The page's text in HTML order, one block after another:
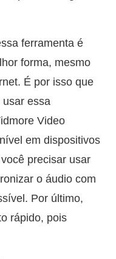
ferramenta é
forma, mesmo
É por isso que
essa
Video
em dispositivos
precisar usar
o áudio com
Por último,
rápido, pois